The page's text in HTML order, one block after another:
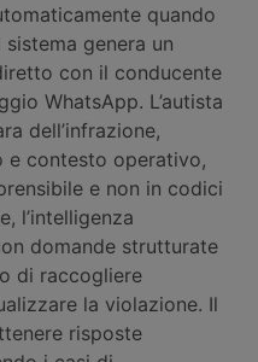
quando
sistema genera un
con il conducente
WhatsApp. L’autista
dell’infrazione,
e contesto operativo,
e non in codici
l’intelligenza
domande strutturate
di raccogliere
la violazione. Il
risposte